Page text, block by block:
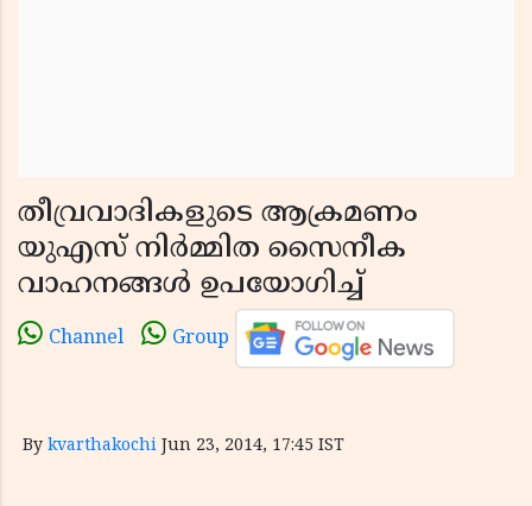
തീവ്രവാദികളുടെ ആക്രമണം
യുഎസ് നിര്‍മ്മിത സൈനീക
വാഹനങ്ങള്‍ ഉപയോഗിച്ച്
Channel Group
By kvarthakochi Jun 23, 2014, 17:45 IST